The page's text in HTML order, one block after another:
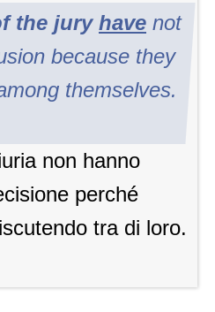
the jury have not
because they
themselves.
non hanno
perché
tra di loro.